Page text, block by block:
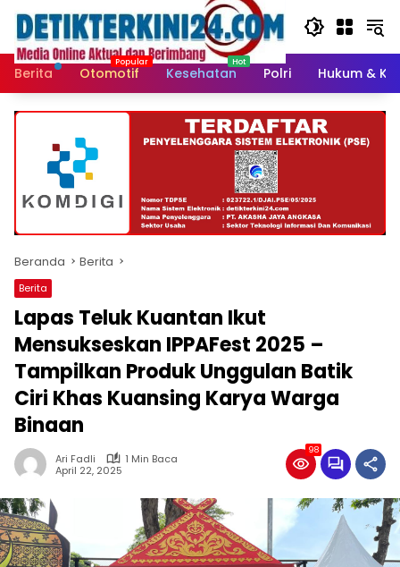
Langsung
konten
Berita
Otomotif Kesehatan Polri Hukum &
Beranda Berita
Berita
Lapas Teluk Kuantan Ikut
Mensukseskan IPPAFest 2025 –
Tampilkan Produk Unggulan Batik
Ciri Khas Kuansing Karya Warga
Binaan
Ari Fadli
1 Min Baca
April 22, 2025
98